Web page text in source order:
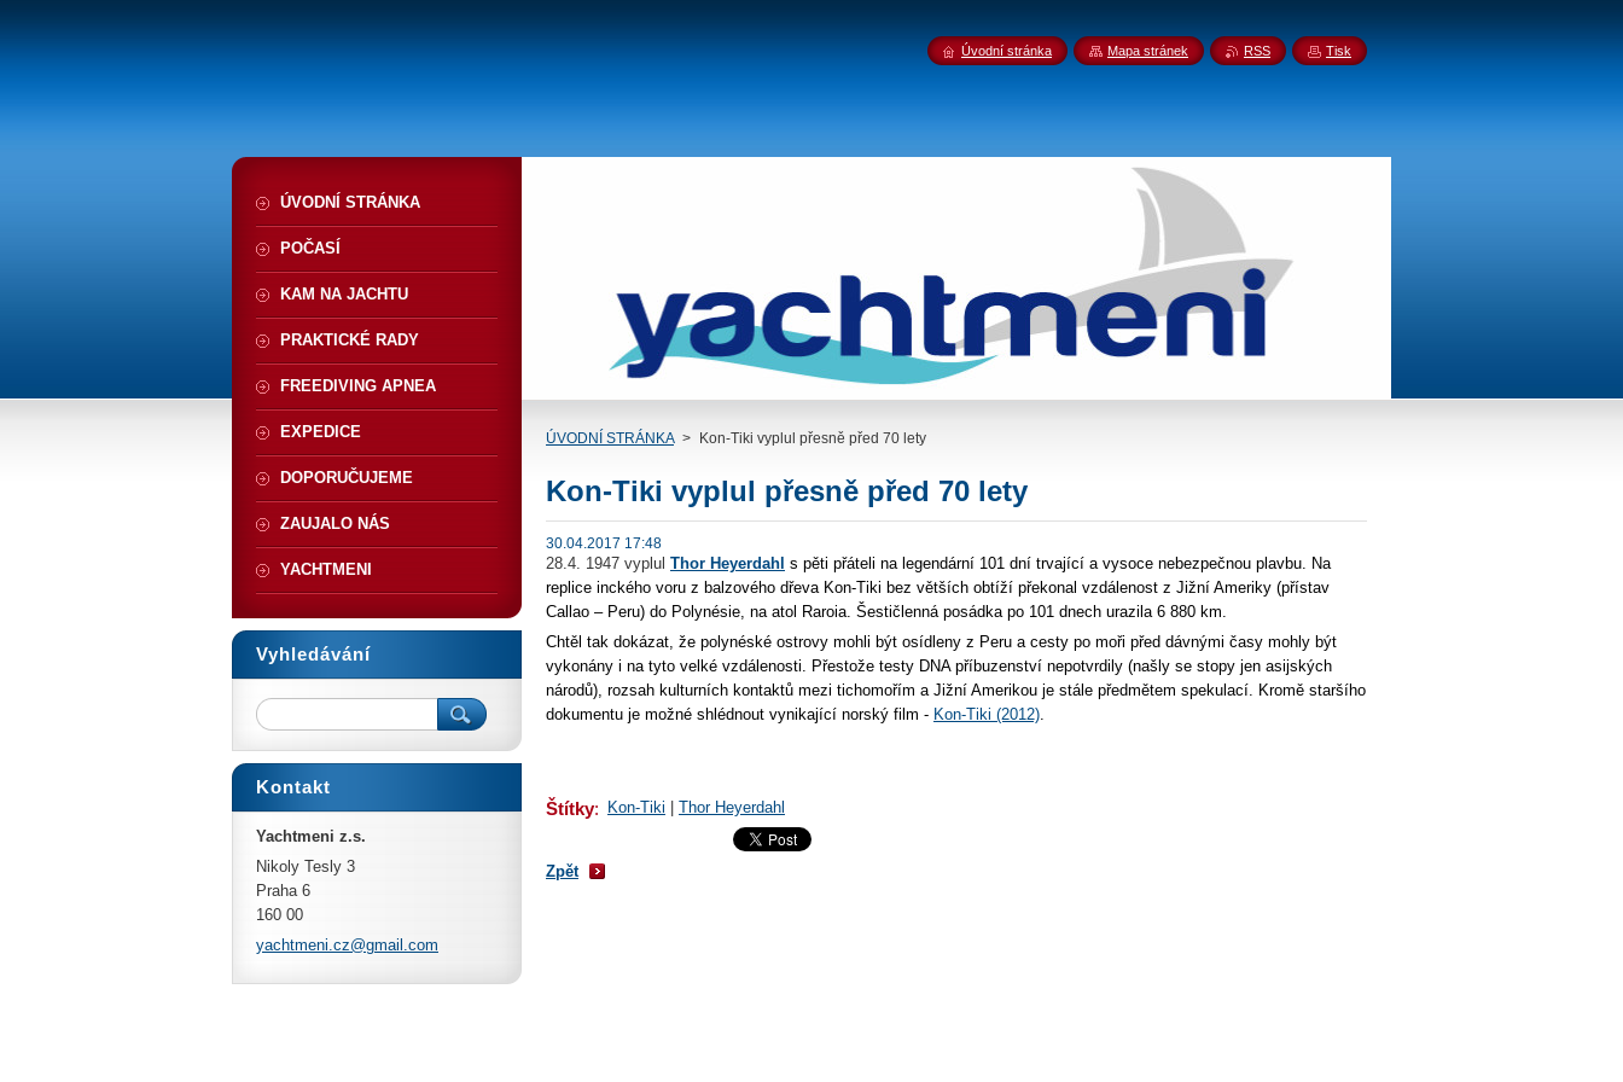
ÚVODNÍ STRÁNKA > Kon-Tiki vyplul přesně před 70 lety
Kon-Tiki vyplul přesně před 70 lety
30.04.2017 17:48
28.4. 1947 vyplul Thor Heyerdahl s pěti přáteli na legendární 101 dní trvající a vysoce nebezpečnou plavbu. Na
replice inckého voru z balzového dřeva Kon-Tiki bez větších obtíží překonal vzdálenost z Jižní Ameriky (přístav
Callao – Peru) do Polynésie, na atol Raroia. Šestičlenná posádka po 101 dnech urazila 6 880 km.
Chtěl tak dokázat, že polynéské ostrovy mohli být osídleny z Peru a cesty po moři před dávnými časy mohly být
vykonány i na tyto velké vzdálenosti. Přestože testy DNA příbuzenství nepotvrdily (našly se stopy jen asijských
národů), rozsah kulturních kontaktů mezi tichomořím a Jižní Amerikou je stále předmětem spekulací. Kromě staršího
dokumentu je možné shlédnout vynikající norský film - Kon-Tiki (2012).
Štítky: Kon-Tiki Thor Heyerdahl
Zpět
ÚVODNÍ STRÁNKA
POČASÍ
KAM NA JACHTU
PRAKTICKÉ RADY
FREEDIVING APNEA
EXPEDICE
DOPORUČUJEME
ZAUJALO NÁS
YACHTMENI
Vyhledávání
Kontakt
Yachtmeni z.s.
Nikoly Tesly 3
Praha 6
160 00
yachtmeni.cz@gmail.com
Úvodní stránka Mapa stránek RSS Tisk